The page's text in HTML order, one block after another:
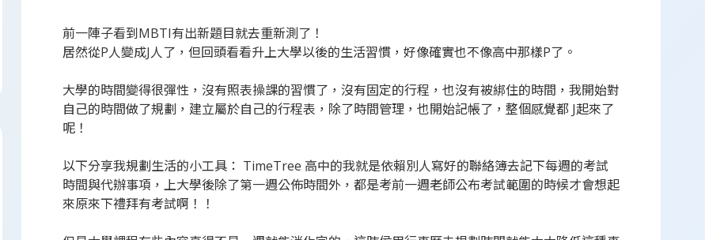
前一陣子看到MBTI有出新題目就去重新測了！
居然從P人變成J人了，但回頭看看升上大學以後的生活習慣，好像確實也不像高中那樣P了。
大學的時間變得很彈性，沒有照表操課的習慣了，沒有固定的行程，也沒有被綁住的時間，我開始對
自己的時間做了規劃，建立屬於自己的行程表，除了時間管理，也開始記帳了，整個感覺都 J起來了
呢！
以下分享我規劃生活的小工具： TimeTree 高中的我就是依賴別人寫好的聯絡簿去記下每週的考試
時間與代辦事項，上大學後除了第一週公佈時間外，都是考前一週老師公布考試範圍的時候才會想起
來原來下禮拜有考試啊！！